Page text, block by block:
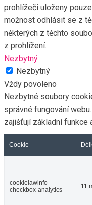
prohlížeči uloženy
možnost odhlásit se z
některých z těchto
z prohlížení.
Nezbytný
Nezbytný
Vždy povoleno
Nezbytné soubory
správné fungování
zajišťují základní funkce
Cookie
cookielawinfo-
checkbox-analytics
11